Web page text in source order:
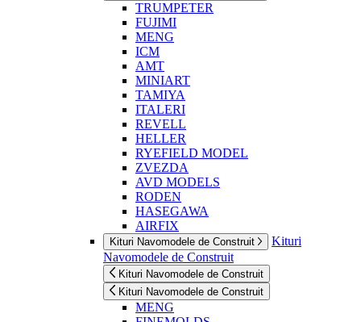
TRUMPETER
FUJIMI
MENG
ICM
AMT
MINIART
TAMIYA
ITALERI
REVELL
HELLER
RYEFIELD MODEL
ZVEZDA
AVD MODELS
RODEN
HASEGAWA
AIRFIX
Kituri Navomodele de Construit
Kituri
Navomodele de Construit
Kituri Navomodele de Construit
Kituri Navomodele de Construit
MENG